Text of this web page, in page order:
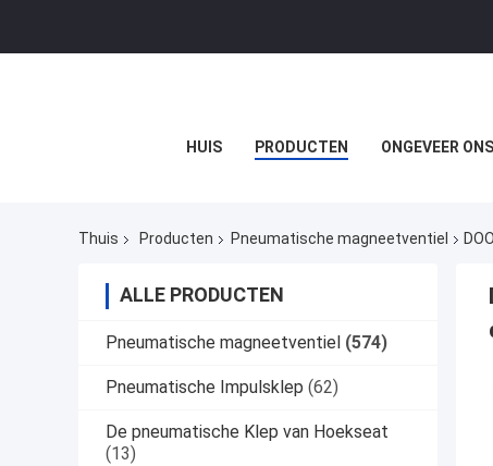
HUIS PRODUCTEN ONGEVEER ONS
Thuis Producten Pneumatische magneetventiel
ALLE PRODUCTEN
Pneumatische magneetventiel (574)
Pneumatische Impulsklep (62)
De pneumatische Klep van Hoekseat
(13)